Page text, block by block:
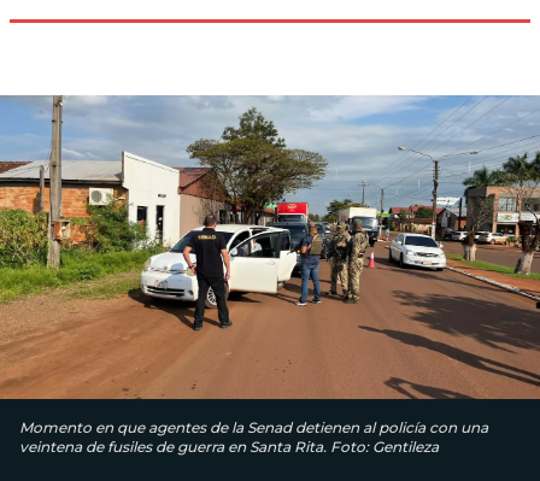
Momento en que agentes de la Senad detienen al policía con una
veintena de fusiles de guerra en Santa Rita. Foto: Gentileza